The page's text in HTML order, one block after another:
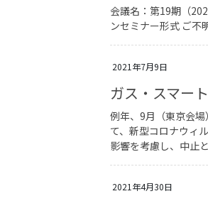
会議名：第19期（
ンセミナー形式 ご不
2021年7月9日
ガス・スマー
例年、9月（東京会
て、新型コロナウィ
影響を考慮し、中止
2021年4月30日